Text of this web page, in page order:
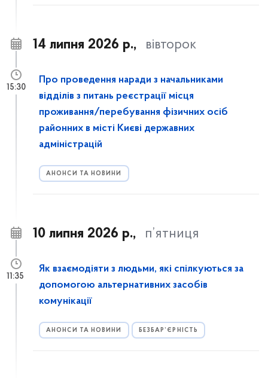
14 липня 2026 р., вівторок
Про проведення наради з начальниками
відділів з питань реєстрації місця
проживання/перебування фізичних осіб
районних в місті Києві державних
адміністрацій
АНОНСИ ТА НОВИНИ
15:30
10 липня 2026 р., п’ятниця
Як взаємодіяти з людьми, які спілкуються за
допомогою альтернативних засобів
комунікації
АНОНСИ ТА НОВИНИ БЕЗБАР’ЄРНІСТЬ
11:35